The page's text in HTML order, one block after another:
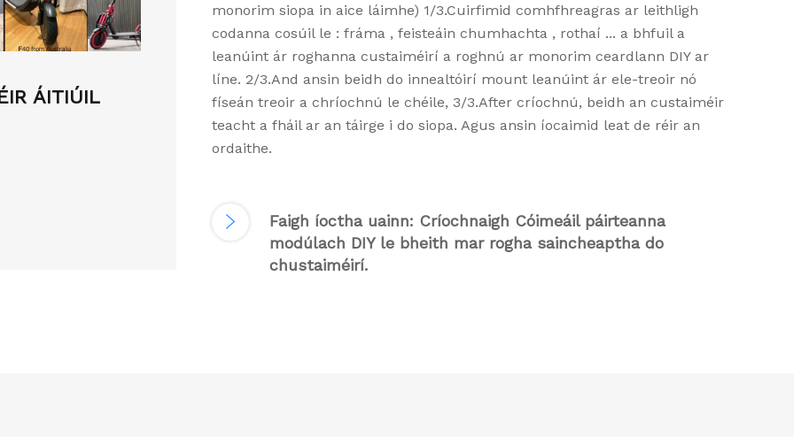
ÁITIÚIL
BAILIGH PÁIRTEANNA MODÚLACH DIY DON
🛠️DEISIÚ
monorim siopa in aice láimhe) 1/3.Cuirfimid comhfhreagras ar leithligh
codanna cosúil le : fráma , feisteáin chumhachta , rothaí ... a bhfuil a
leanúint ár roghanna custaiméirí a roghnú ar monorim ceardlann DIY ar
líne. 2/3.And ansin beidh do innealtóirí mount leanúint ár ele-treoir nó
físeán treoir a chríochnú le chéile, 3/3.After críochnú, beidh an custaiméir
teacht a fháil ar an táirge i do siopa. Agus ansin íocaimid leat de réir an
ordaithe.
Faigh íoctha uainn: Críochnaigh Cóimeáil páirteanna
modúlach DIY le bheith mar rogha saincheaptha do
chustaiméirí.